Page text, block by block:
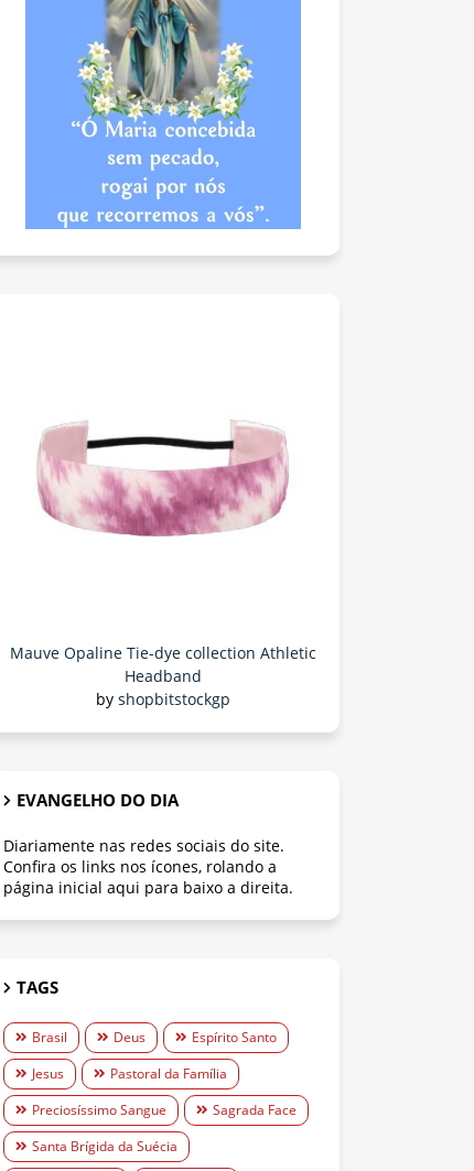
Mauve Opaline Tie-dye collection Athletic
Headband
by shopbitstockgp
EVANGELHO DO DIA
Diariamente nas redes sociais do site.
Confira os links nos ícones, rolando a
página inicial aqui para baixo a direita.
TAGS
Brasil Deus
Espírito Santo
Jesus
Pastoral da Família
Preciosíssimo Sangue
Sagrada Face
Santa Brígida da Suécia